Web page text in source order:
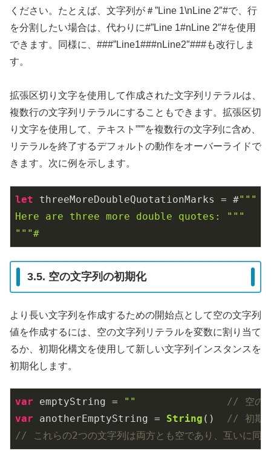
ください。たとえば、文字列が＃”Line 1\nLine 2″#で、行
を分割したい場合は、代わりに#”Line 1#nLine 2″#を使用
できます。同様に、###”Line1###nLine2″###も改行しま
す。
拡張区切り文字を使用して作成された文字列リテラルは、
複数行の文字列リテラルにすることもできます。拡張区切
り文字を使用して、テキスト”””を複数行の文字列に含め、
リテラルを終了するデフォルトの動作をオーバーライドで
きます。次に例を示します。
let threeMoreDoubleQuotationMarks = #"""
Here are three more double quotes: """
"""#
3.5. 空の文字列の初期化
より長い文字列を作成するための開始点として空の文字列
値を作成するには、空の文字列リテラルを変数に割り当て
るか、初期化構文を使用して新しい文字列インスタンスを
初期化します。
var emptyString = ""
// 空の文
var anotherEmptyString = String () // 初期
// これらの2つの文字列は両方とも空であり、互いに同